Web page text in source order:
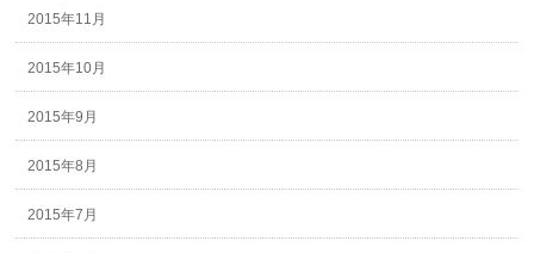
2015年11月
2015年10月
2015年9月
2015年8月
2015年7月